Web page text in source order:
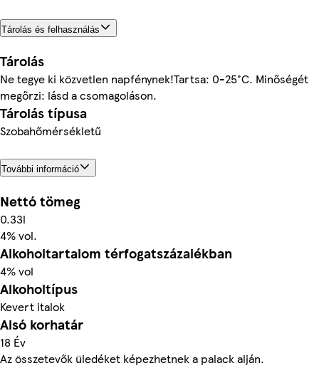
Tárolás és felhasználás
Tárolás
Ne tegye ki közvetlen napfénynek!Tartsa: 0-25°C. Minőségét
megőrzi: lásd a csomagoláson.
Tárolás típusa
Szobahőmérsékletű
További információ
Nettó tömeg
0.33l
4% vol.
Alkoholtartalom térfogatszázalékban
4% vol
Alkoholtípus
Kevert italok
Alsó korhatár
18 Év
Az összetevők üledéket képezhetnek a palack alján.